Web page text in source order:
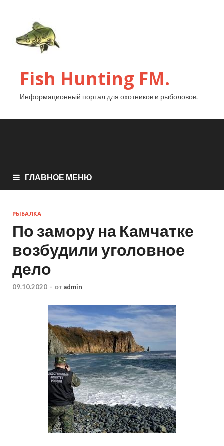
Fish Hunting FM.
Информационный портал для охотников и рыболовов.
ГЛАВНОЕ МЕНЮ
РЫБАЛКА
По замору на Камчатке
возбудили уголовное
дело
09.10.2020 - от admin